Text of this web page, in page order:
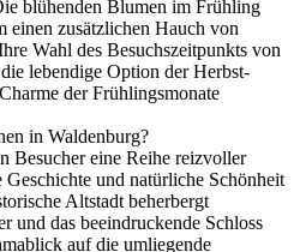
blühenden Blumen im Frühling
einen zusätzlichen Hauch von
Wahl des Besuchszeitpunkts von
lebendige Option der Herbst-
der Frühlingsmonate
in Waldenburg?
Besucher eine Reihe reizvoller
und natürliche Schönheit
Altstadt beherbergt
und das beeindruckende Schloss
auf die umliegende